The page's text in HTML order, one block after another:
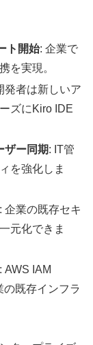
ト開始: 企業で
を実現。
発者は新しいア
ズにKiro IDE
ザー同期: IT管
を強化しま
: 企業の既存セキ
元化できま
: AWS IAM
の既存インフラ